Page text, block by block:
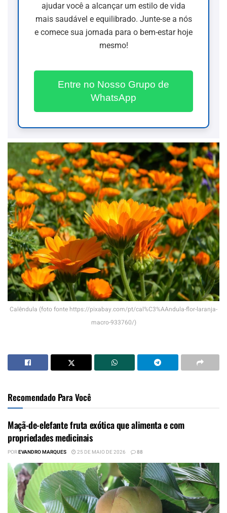
ajudar você a alcançar um estilo de vida
mais saudável e equilibrado. Junte-se a nós
e comece sua jornada para o bem-estar hoje
mesmo!
Entre no Nosso Grupo de
WhatsApp
Calêndula (foto fonte https://pixabay.com/pt/cal%C3%AAndula-flor-laranja-
macro-933760/)
Recomendado Para Você
Maçã-de-elefante fruta exótica que alimenta e com
propriedades medicinais
POREVANDRO MARQUES 25 DE MAIO DE 2026 88